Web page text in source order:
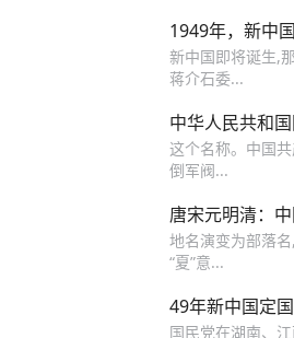
1949年，新中
新中国即将诞生,
蒋介石委...
中华人民共和
这个名称。中国
倒军阀...
唐宋元明清：
地名演变为部落
“夏”意...
49年新中国定
国民党在湖南、